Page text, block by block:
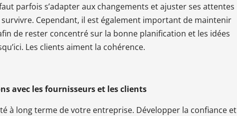
parfois s’adapter aux changements et ajuster ses attentes
Cependant, il est également important de maintenir
de rester concentré sur la bonne planification et les idées
Les clients aiment la cohérence.
avec les fournisseurs et les clients
à long terme de votre entreprise. Développer la confiance et